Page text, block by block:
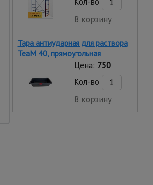
В корзину
Тара антиударная для раствора
TeaM 40, прямоугольная
Цена: 750
Кол-во
В корзину